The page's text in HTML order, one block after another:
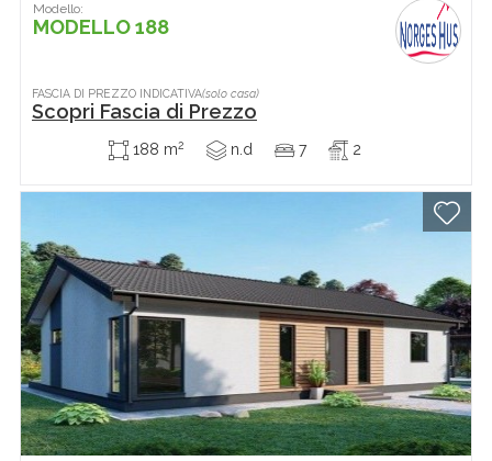
Modello:
MODELLO 188
FASCIA DI PREZZO INDICATIVA(solo casa)
Scopri Fascia di Prezzo
188 m2 n.d 7 2